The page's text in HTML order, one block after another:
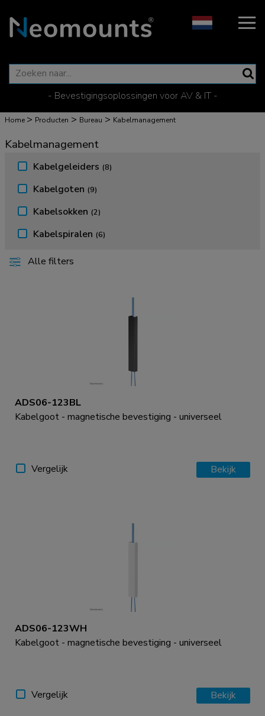
- Bevestigingsoplossingen voor AV & IT -
Home > Producten > Bureau > Kabelmanagement
Kabelmanagement
Kabelgeleiders (8)
Kabelgoten (9)
Kabelsokken (2)
Kabelspiralen (6)
Alle filters
ADS06-123BL
Kabelgoot - magnetische bevestiging - universeel
Vergelijk Bekijk
ADS06-123WH
Kabelgoot - magnetische bevestiging - universeel
Vergelijk Bekijk